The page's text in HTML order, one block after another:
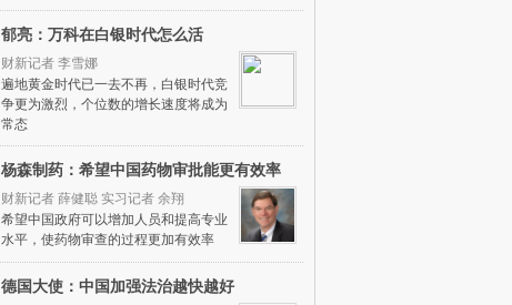
郁亮：万科在白银时代怎么活
财新记者 李雪娜
遍地黄金时代已一去不再，白银时代竞
争更为激烈，个位数的增长速度将成为
常态
杨森制药：希望中国药物审批能更有效率
财新记者 薛健聪 实习记者 余翔
希望中国政府可以增加人员和提高专业
水平，使药物审查的过程更加有效率
德国大使：中国加强法治越快越好